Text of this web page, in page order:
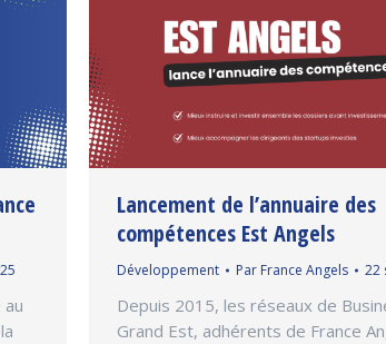
au
Lancement de l’annuaire des
compétences Est Angels
Développement Par France Angels 22
Depuis 2015, les réseaux de
Grand Est, adhérents de France